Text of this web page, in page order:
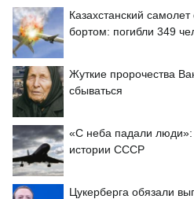
Казахстанский
бортом: погибли 349
Жуткие пророчества
сбываться
«С неба падали люди»:
истории СССР
Цукерберга обязали